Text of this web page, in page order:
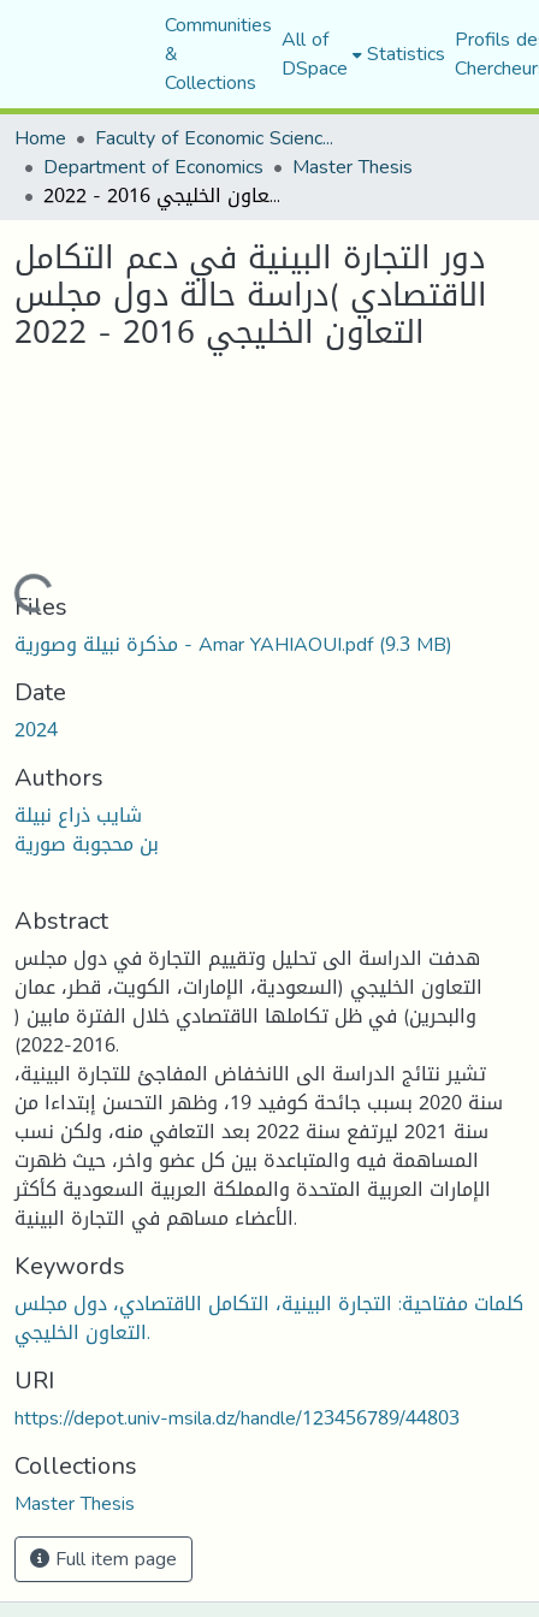
Communities
&
Collections
All of
DSpace Statistics Profils
Home
Faculty of Economic Sciences, Commerce and Management Sciences
Department of Economics Master Thesis
دور التجارة البينية في دعم التكامل الاقتصادي )دراسة حالة دول مجلس التعاون الخليجي 2016 - 2022
دور التجارة البينية في دعم التكامل
الاقتصادي )دراسة حالة دول مجلس
التعاون الخليجي 2016 - 2022
Loading...
Files
مذكرة نبيلة وصورية - Amar YAHIAOUI.pdf(9.3 MB)
Date
2024
Authors
شايب ذراع نبيلة
بن محجوبة صورية
Abstract
هدفت الدراسة الى تحليل وتقييم التجارة في دول مجلس
التعاون الخليجي (السعودية، الإمارات، الكويت، قطر، عمان
والبحرين) في ظل تكاملها الاقتصادي خلال الفترة مابين (
2016-2022).
تشير نتائج الدراسة الى الانخفاض المفاجئ للتجارة البينية،
سنة 2020 بسبب جائحة كوفيد 19، وظهر التحسن إبتداءا من
سنة 2021 ليرتفع سنة 2022 بعد التعافي منه، ولكن نسب
المساهمة فيه والمتباعدة بين كل عضو واخر، حيث ظهرت
الإمارات العربية المتحدة والمملكة العربية السعودية كأكثر
الأعضاء مساهم في التجارة البينية.
Keywords
كلمات مفتاحية: التجارة البينية، التكامل الاقتصادي، دول مجلس
التعاون الخليجي.
URI
https://depot.univ-msila.dz/handle/123456789/44803
Collections
Master Thesis
Full item page